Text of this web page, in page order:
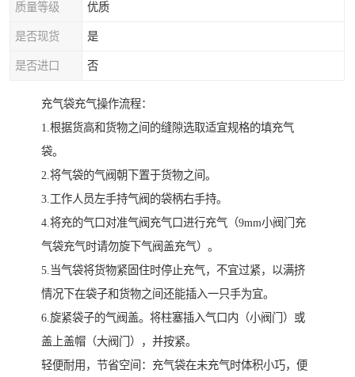
质量等级 优质
是否现货 是
是否进口 否
充气袋充气操作流程：
1.根据货高和货物之间的缝隙选取适宜规格的填充气
袋。
2.将气袋的气阀朝下置于货物之间。
3.工作人员左手持气阀的袋柄右手持。
4.将充的气口对准气阀充气口进行充气（9mm小阀门充
气袋充气时请勿旋下气阀盖充气）。
5.当气袋将货物紧固住时停止充气，不宜过紧，以满挤
情况下在袋子和货物之间还能插入一只手为宜。
6.旋紧袋子的气阀盖。将柱塞插入气口内（小阀门）或
盖上盖帽（大阀门），并按紧。
轻便耐用，节省空间：充气袋在未充气时体积小巧，便